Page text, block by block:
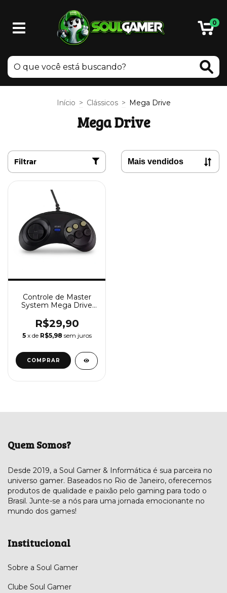
0
Início > Clássicos > Mega Drive
Mega Drive
Filtrar
Controle de Master
System Mega Drive
R$29,90
5 x de R$5,98 sem juros
Quem Somos?
Desde 2019, a Soul Gamer & Informática é sua parceira no
universo gamer. Baseados no Rio de Janeiro, oferecemos
produtos de qualidade e paixão pelo gaming para todo o
Brasil. Junte-se a nós para uma jornada emocionante no
mundo dos games!
Institucional
Sobre a Soul Gamer
Clube Soul Gamer